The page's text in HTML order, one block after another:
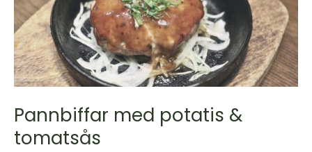
Pannbiffar med potatis &
tomatsås
&
tomatsås